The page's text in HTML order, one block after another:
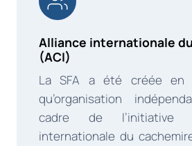
Alliance internationale
(ACI)
La SFA a été créée en
qu’organisation
cadre de l’initiative
internationale du